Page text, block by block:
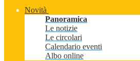
Novità
Panoramica
Le notizie
Le circolari
Calendario eventi
Albo online